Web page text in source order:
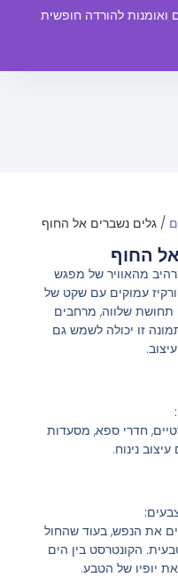
ואומנות להורדה חופשית
/ גלים נשברים אל החוף
החוף
מהאוויר של מפגש
עמוקים עם שקט של
תחושת שלווה, מרחבים
זו יכולה לשמש גם
חדרי ספא, מסעדות
נינוח.
את הנפש, בעוד שהחול
הקונטרסט בין הים
יופיו של הטבע.